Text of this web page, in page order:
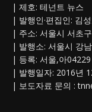
| 제호: 테넌트 뉴스
| 발행인·편집인: 김
| 주소: 서울시 서초
| 발행소: 서울시 강
| 등록: 서울,아
| 발행일자: 2016년
| 보도자료 문의 :